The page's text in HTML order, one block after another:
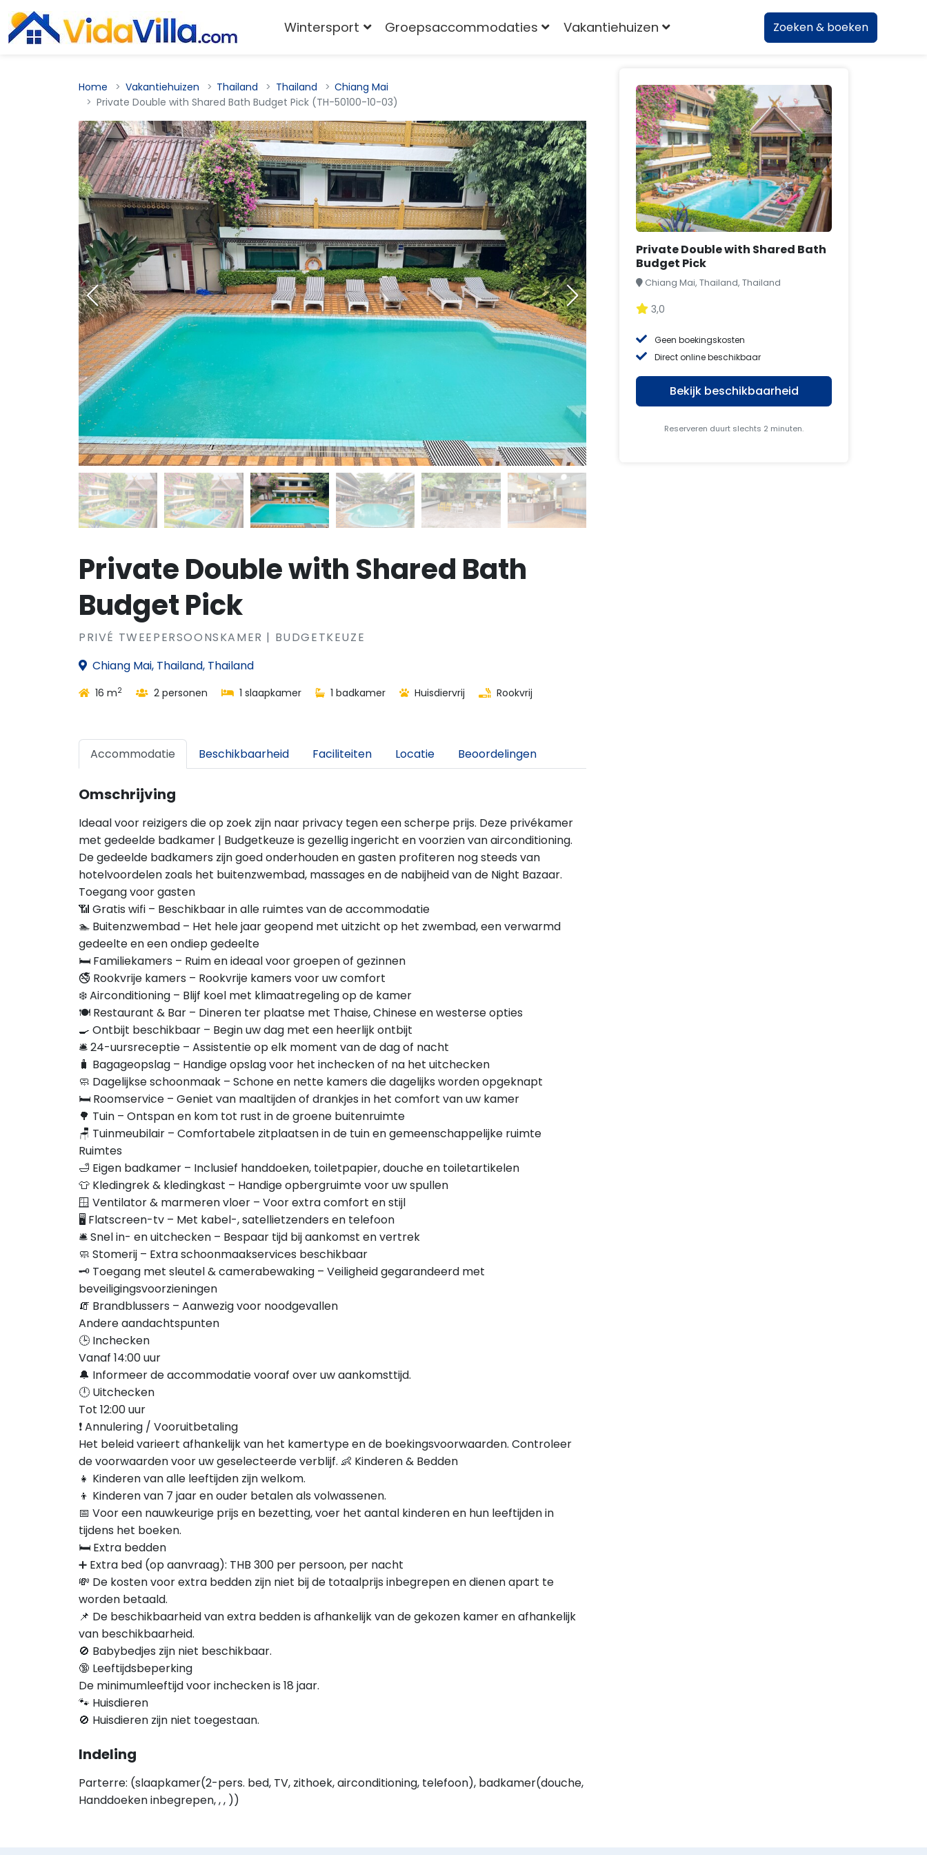
Home Vakantiehuizen Thailand Thailand
Chiang Mai
Private Double with Shared Bath Budget Pick (TH-50100-10-03)
Private Double with Shared Bath
Budget Pick
PRIVÉ TWEEPERSOONSKAMER | BUDGETKEUZE
Chiang Mai, Thailand, Thailand
16 m2 2 personen 1 slaapkamer 1 badkamer Huisdiervrij Rookvrij
Accommodatie Beschikbaarheid Faciliteiten Locatie Beoordelingen
Omschrijving
Ideaal voor reizigers die op zoek zijn naar privacy tegen een scherpe prijs. Deze privékamer
met gedeelde badkamer | Budgetkeuze is gezellig ingericht en voorzien van airconditioning.
De gedeelde badkamers zijn goed onderhouden en gasten profiteren nog steeds van
hotelvoordelen zoals het buitenzwembad, massages en de nabijheid van de Night Bazaar.
Toegang voor gasten
📶 Gratis wifi – Beschikbaar in alle ruimtes van de accommodatie
🏊 Buitenzwembad – Het hele jaar geopend met uitzicht op het zwembad, een verwarmd
gedeelte en een ondiep gedeelte
🛏️ Familiekamers – Ruim en ideaal voor groepen of gezinnen
🚭 Rookvrije kamers – Rookvrije kamers voor uw comfort
❄️ Airconditioning – Blijf koel met klimaatregeling op de kamer
🍽️ Restaurant & Bar – Dineren ter plaatse met Thaise, Chinese en westerse opties
🍳 Ontbijt beschikbaar – Begin uw dag met een heerlijk ontbijt
🛎️ 24-uursreceptie – Assistentie op elk moment van de dag of nacht
🧳 Bagageopslag – Handige opslag voor het inchecken of na het uitchecken
🧼 Dagelijkse schoonmaak – Schone en nette kamers die dagelijks worden opgeknapt
🛏️ Roomservice – Geniet van maaltijden of drankjes in het comfort van uw kamer
🌳 Tuin – Ontspan en kom tot rust in de groene buitenruimte
🪑 Tuinmeubilair – Comfortabele zitplaatsen in de tuin en gemeenschappelijke ruimte
Ruimtes
🛁 Eigen badkamer – Inclusief handdoeken, toiletpapier, douche en toiletartikelen
👕 Kledingrek & kledingkast – Handige opbergruimte voor uw spullen
🪟 Ventilator & marmeren vloer – Voor extra comfort en stijl
🖥️ Flatscreen-tv – Met kabel-, satellietzenders en telefoon
🛎️ Snel in- en uitchecken – Bespaar tijd bij aankomst en vertrek
🧼 Stomerij – Extra schoonmaakservices beschikbaar
🗝️ Toegang met sleutel & camerabewaking – Veiligheid gegarandeerd met
beveiligingsvoorzieningen
🧯 Brandblussers – Aanwezig voor noodgevallen
Andere aandachtspunten
🕒 Inchecken
Vanaf 14:00 uur
🔔 Informeer de accommodatie vooraf over uw aankomsttijd.
🕛 Uitchecken
Tot 12:00 uur
❗ Annulering / Vooruitbetaling
Het beleid varieert afhankelijk van het kamertype en de boekingsvoorwaarden. Controleer
de voorwaarden voor uw geselecteerde verblijf. 👶 Kinderen & Bedden
👧 Kinderen van alle leeftijden zijn welkom.
👦 Kinderen van 7 jaar en ouder betalen als volwassenen.
📅 Voor een nauwkeurige prijs en bezetting, voer het aantal kinderen en hun leeftijden in
tijdens het boeken.
🛏️ Extra bedden
➕ Extra bed (op aanvraag): THB 300 per persoon, per nacht
💸 De kosten voor extra bedden zijn niet bij de totaalprijs inbegrepen en dienen apart te
worden betaald.
📌 De beschikbaarheid van extra bedden is afhankelijk van de gekozen kamer en afhankelijk
van beschikbaarheid.
🚫 Babybedjes zijn niet beschikbaar.
🔞 Leeftijdsbeperking
De minimumleeftijd voor inchecken is 18 jaar.
🐾 Huisdieren
🚫 Huisdieren zijn niet toegestaan.
Indeling
Parterre: (slaapkamer(2-pers. bed, TV, zithoek, airconditioning, telefoon), badkamer(douche,
Handdoeken inbegrepen, , , ))
Private Double with Shared Bath
Budget Pick
Chiang Mai, Thailand, Thailand
3,0
Geen boekingskosten
Direct online beschikbaar
Bekijk beschikbaarheid
Reserveren duurt slechts 2 minuten.
Wintersport Groepsaccommodaties Vakantiehuizen Zoeken & boeken